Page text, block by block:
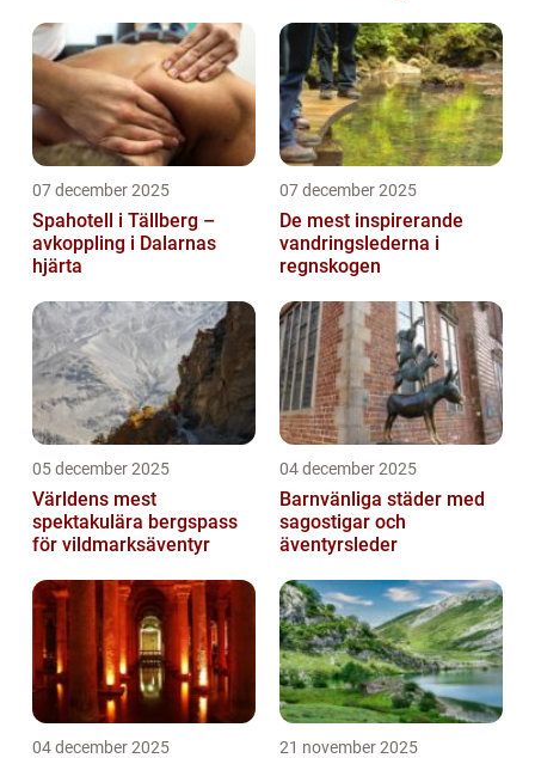
07 december 2025
Spahotell i Tällberg –
avkoppling i Dalarnas
hjärta
07 december 2025
De mest inspirerande
vandringslederna i
regnskogen
05 december 2025
Världens mest
spektakulära bergspass
för vildmarksäventyr
04 december 2025
Barnvänliga städer med
sagostigar och
äventyrsleder
04 december 2025 21 november 2025